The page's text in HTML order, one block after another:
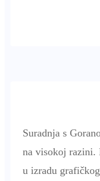
Suradnja s
na visokoj razini.
u izradu